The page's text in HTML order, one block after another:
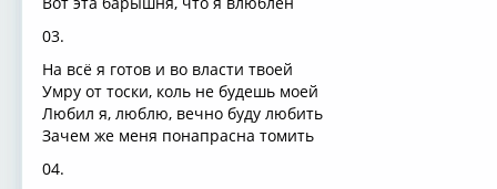
03.
На всё я готов и во власти твоей
Умру от тоски, коль не будешь моей
Любил я, люблю, вечно буду любить
Зачем же меня понапрасна томить
04.